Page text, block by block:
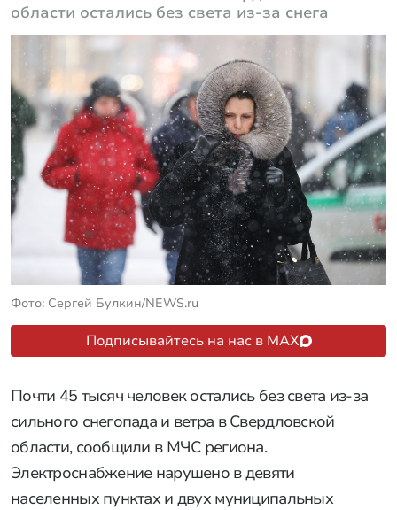
области остались без света из-за снега
Фото: Сергей Булкин/NEWS.ru
Подписывайтесь на нас в MAX
Почти 45 тысяч человек остались без света из-за
сильного снегопада и ветра в Свердловской
области, сообщили в МЧС региона.
Электроснабжение нарушено в девяти
населенных пунктах и двух муниципальных